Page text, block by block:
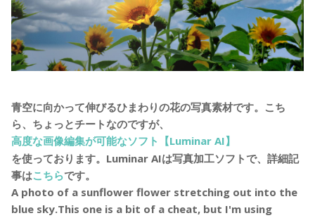
青空に向かって伸びるひまわりの花の写真素材です。こち
ら、ちょっとチートなのですが、
高度な画像編集が可能なソフト【Luminar AI】
を使っております。Luminar AIは写真加工ソフトで、詳細記
事はこちらです。
A photo of a sunflower flower stretching out into the
blue sky.This one is a bit of a cheat, but I'm using